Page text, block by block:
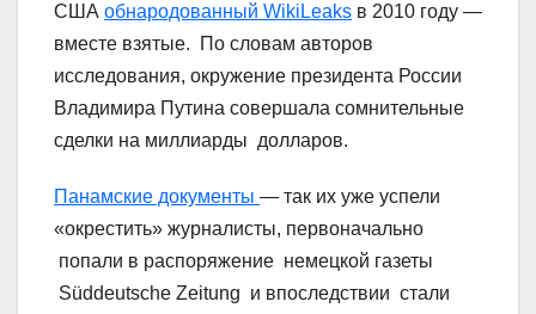
США обнародованный WikiLeaks в 2010 году —
вместе взятые. По словам авторов
исследования, окружение президента России
Владимира Путина совершала сомнительные
сделки на миллиарды долларов.
Панамские документы — так их уже успели
«окрестить» журналисты, первоначально
попали в распоряжение немецкой газеты
Süddeutsche Zeitung и впоследствии стали